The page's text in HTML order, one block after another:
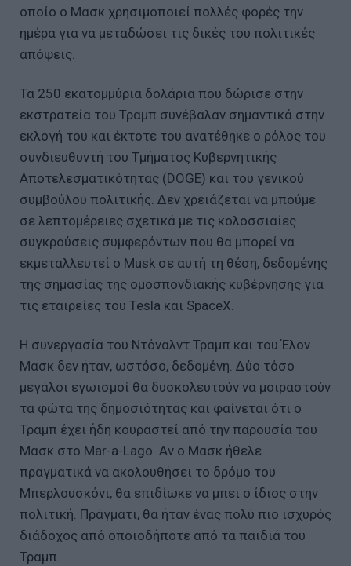
οποίο ο Μασκ χρησιμοποιεί πολλές φορές την
ημέρα για να μεταδώσει τις δικές του πολιτικές
απόψεις.
Τα 250 εκατομμύρια δολάρια που δώρισε στην
εκστρατεία του Τραμπ συνέβαλαν σημαντικά στην
εκλογή του και έκτοτε του ανατέθηκε ο ρόλος του
συνδιευθυντή του Τμήματος Κυβερνητικής
Αποτελεσματικότητας (DOGE) και του γενικού
συμβούλου πολιτικής. Δεν χρειάζεται να μπούμε
σε λεπτομέρειες σχετικά με τις κολοσσιαίες
συγκρούσεις συμφερόντων που θα μπορεί να
εκμεταλλευτεί ο Musk σε αυτή τη θέση, δεδομένης
της σημασίας της ομοσπονδιακής κυβέρνησης για
τις εταιρείες του Tesla και SpaceX.
Η συνεργασία του Ντόναλντ Τραμπ και του Έλον
Μασκ δεν ήταν, ωστόσο, δεδομένη. Δύο τόσο
μεγάλοι εγωισμοί θα δυσκολευτούν να μοιραστούν
τα φώτα της δημοσιότητας και φαίνεται ότι ο
Τραμπ έχει ήδη κουραστεί από την παρουσία του
Μασκ στο Mar-a-Lago. Αν ο Μασκ ήθελε
πραγματικά να ακολουθήσει το δρόμο του
Μπερλουσκόνι, θα επιδίωκε να μπει ο ίδιος στην
πολιτική. Πράγματι, θα ήταν ένας πολύ πιο ισχυρός
διάδοχος από οποιοδήποτε από τα παιδιά του
Τραμπ.